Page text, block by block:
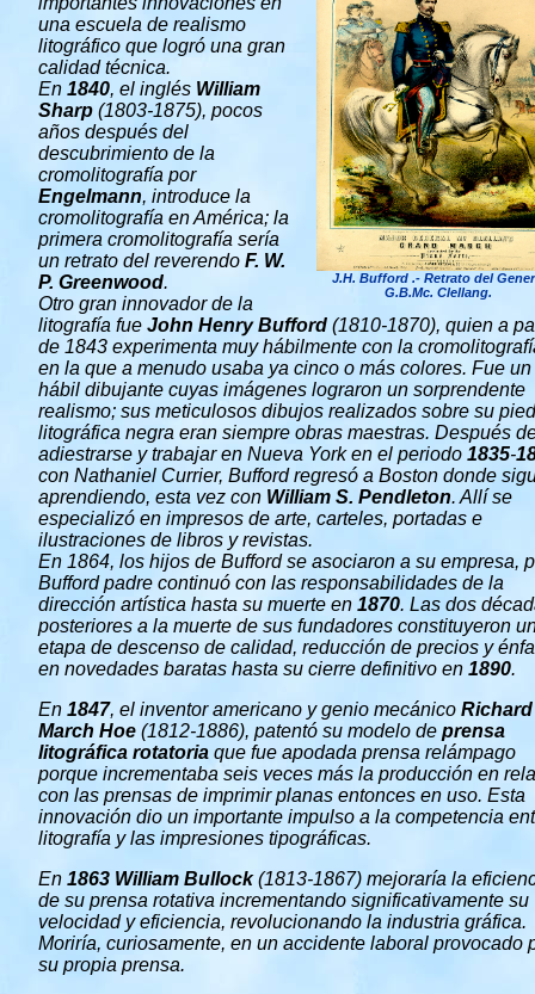
J.H. Bufford .- Retrato del
G.B.Mc. Clellang.
una escuela de realismo
litográfico que logró una gran
calidad técnica.
En 1840, el inglés William
Sharp (1803-1875), pocos
años después del
descubrimiento de la
cromolitografía por
Engelmann, introduce la
cromolitografía en América; la
primera cromolitografía sería
un retrato del reverendo F. W.
P. Greenwood.
Otro gran innovador de la
litografía fue John Henry Bufford (1810-1870), quien a
de 1843 experimenta muy hábilmente con la
en la que a menudo usaba ya cinco o más colores. Fue un
hábil dibujante cuyas imágenes lograron un sorprendente
realismo; sus meticulosos dibujos realizados sobre su
litográfica negra eran siempre obras maestras. Después
adiestrarse y trabajar en Nueva York en el periodo 1835-
con Nathaniel Currier, Bufford regresó a Boston donde
aprendiendo, esta vez con William S. Pendleton. Allí se
especializó en impresos de arte, carteles, portadas e
ilustraciones de libros y revistas.
En 1864, los hijos de Bufford se asociaron a su empresa,
Bufford padre continuó con las responsabilidades de la
dirección artística hasta su muerte en 1870. Las dos
posteriores a la muerte de sus fundadores constituyeron
etapa de descenso de calidad, reducción de precios y
en novedades baratas hasta su cierre definitivo en 1890.
En 1847, el inventor americano y genio mecánico Richard
March Hoe (1812-1886), patentó su modelo de prensa
litográfica rotatoria que fue apodada prensa relámpago
porque incrementaba seis veces más la producción en
con las prensas de imprimir planas entonces en uso. Esta
innovación dio un importante impulso a la competencia
litografía y las impresiones tipográficas.
En 1863 William Bullock(1813-1867) mejoraría la
de su prensa rotativa incrementando significativamente su
velocidad y eficiencia, revolucionando la industria gráfica.
Moriría, curiosamente, en un accidente laboral provocado
su propia prensa.